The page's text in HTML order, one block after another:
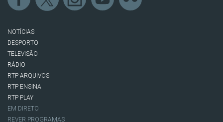
NOTÍCIAS
DESPORTO
TELEVISÃO
RÁDIO
RTP ARQUIVOS
RTP ENSINA
RTP PLAY
EM DIRETO
REVER PROGRAMAS